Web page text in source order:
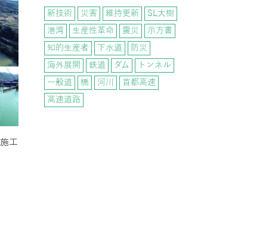
工
新技術 災害 維持更新
SL大樹
港湾
生産性革命 震災
示方書
知的生産者
下水道
防災
海外展開
鉄道 ダム
トンネル
一般道
橋 河川
首都高速
高速道路